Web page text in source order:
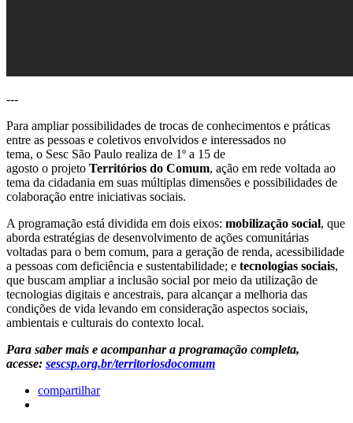
---
Para ampliar possibilidades de trocas de conhecimentos e práticas
entre as pessoas e coletivos envolvidos e interessados no
tema, o Sesc São Paulo realiza de 1º a 15 de
agosto o projeto Territórios do Comum, ação em rede voltada ao
tema da cidadania em suas múltiplas dimensões e possibilidades de
colaboração entre iniciativas sociais.
A programação está dividida em dois eixos: mobilização social, que
aborda estratégias de desenvolvimento de ações comunitárias
voltadas para o bem comum, para a geração de renda, acessibilidade
a pessoas com deficiência e sustentabilidade; e tecnologias sociais,
que buscam ampliar a inclusão social por meio da utilização de
tecnologias digitais e ancestrais, para alcançar a melhoria das
condições de vida levando em consideração aspectos sociais,
ambientais e culturais do contexto local.
Para saber mais e acompanhar a programação completa,
acesse: sescsp.org.br/territoriosdocomum
compartilhar